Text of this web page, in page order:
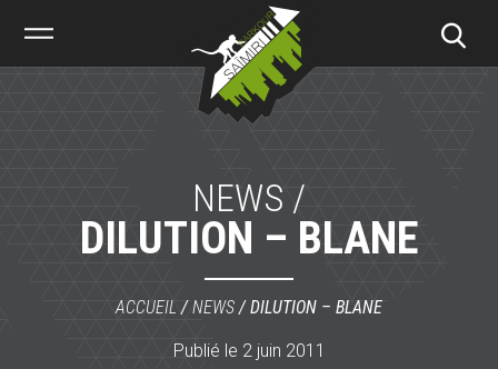
Parkour
NEWS /
DILUTION – BLANE
ACCUEIL /NEWS /DILUTION – BLANE
Publié le 2 juin 2011